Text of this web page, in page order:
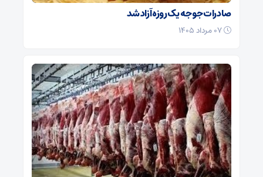
صادرات جوجه یک روزه آزاد شد